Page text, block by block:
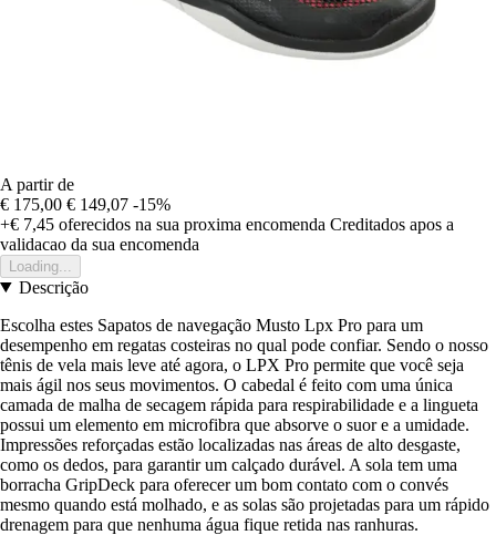
A partir de
€ 175,00 € 149,07 -15%
+€ 7,45 oferecidos na sua proxima encomenda Creditados apos a
validacao da sua encomenda
Loading...
Descrição
Escolha estes Sapatos de navegação Musto Lpx Pro para um
desempenho em regatas costeiras no qual pode confiar. Sendo o nosso
tênis de vela mais leve até agora, o LPX Pro permite que você seja
mais ágil nos seus movimentos. O cabedal é feito com uma única
camada de malha de secagem rápida para respirabilidade e a lingueta
possui um elemento em microfibra que absorve o suor e a umidade.
Impressões reforçadas estão localizadas nas áreas de alto desgaste,
como os dedos, para garantir um calçado durável. A sola tem uma
borracha GripDeck para oferecer um bom contato com o convés
mesmo quando está molhado, e as solas são projetadas para um rápido
drenagem para que nenhuma água fique retida nas ranhuras.